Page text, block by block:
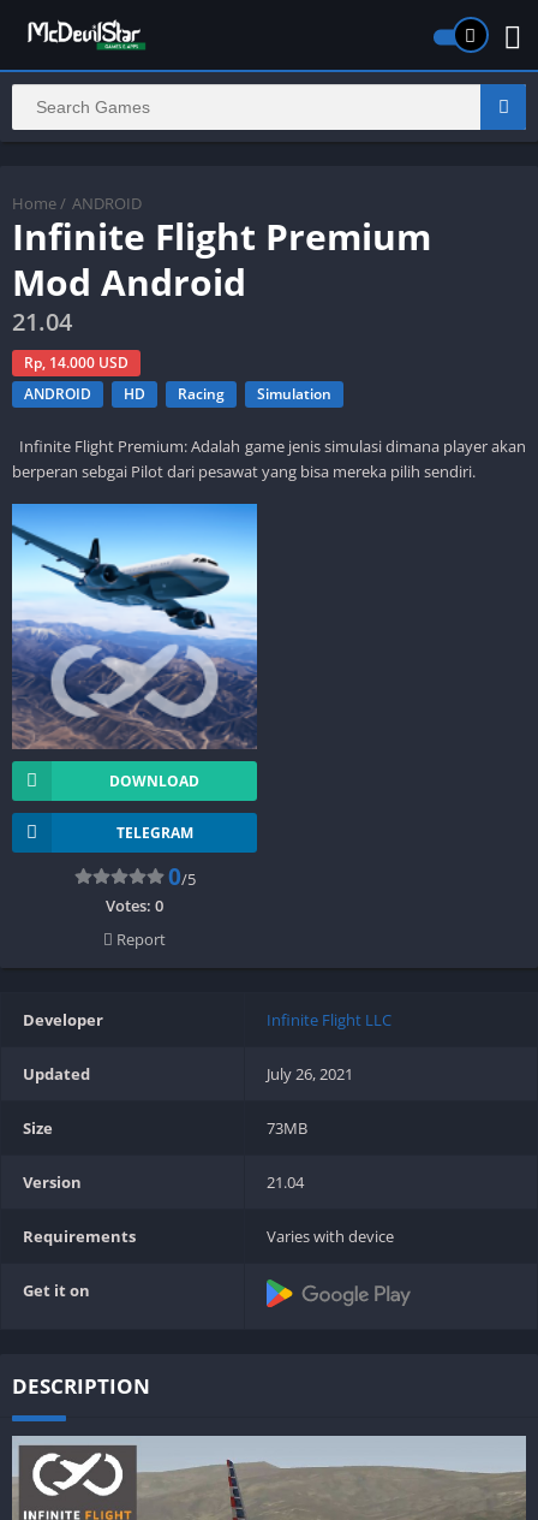
Home / ANDROID
Infinite Flight Premium
Mod Android
21.04
Rp, 14.000 USD
ANDROID
HD Racing Simulation
Infinite Flight Premium: Adalah game jenis simulasi dimana player akan
berperan sebgai Pilot dari pesawat yang bisa mereka pilih sendiri.
DOWNLOAD
TELEGRAM
0/5
Votes: 0
Report
Developer Infinite Flight LLC
Updated July 26, 2021
Size 73MB
Version 21.04
Requirements Varies with device
Get it on
DESCRIPTION